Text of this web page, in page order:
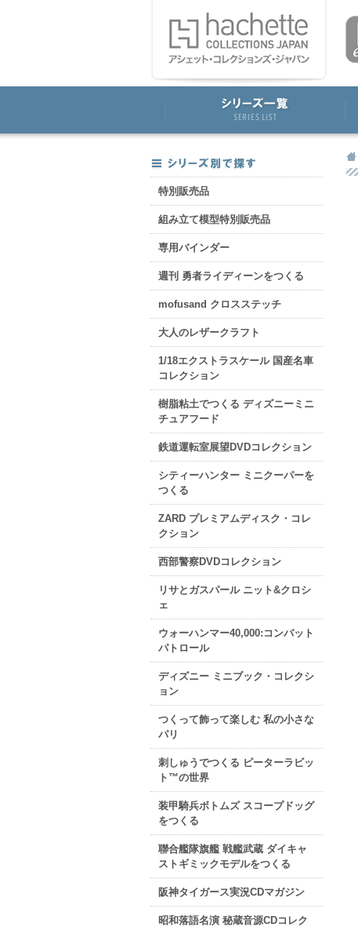
特別販売品
組み立て模型特別販売品
専用バインダー
週刊 勇者ライディーンをつくる
mofusand クロスステッチ
大人のレザークラフト
1/18エクストラスケール 国産名車
コレクション
樹脂粘土でつくる ディズニーミニ
チュアフード
鉄道運転室展望DVDコレクション
シティーハンター ミニクーパーを
つくる
ZARD プレミアムディスク・コレ
クション
西部警察DVDコレクション
リサとガスパール ニット&クロシ
ェ
ウォーハンマー40,000:コンバット
パトロール
ディズニー ミニブック・コレクシ
ョン
つくって飾って楽しむ 私の小さな
パリ
刺しゅうでつくる ピーターラビッ
ト™の世界
装甲騎兵ボトムズ スコープドッグ
をつくる
聯合艦隊旗艦 戦艦武蔵 ダイキャ
ストギミックモデルをつくる
阪神タイガース実況CDマガジン
昭和落語名演 秘蔵音源CDコレク